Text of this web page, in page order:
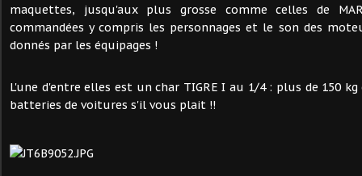
maquettes, jusqu'aux plus grosse comme celles de
commandées y compris les personnages et le son des
donnés par les équipages !
L'une d'entre elles est un char TIGRE I au 1/4 : plus de 150
batteries de voitures s'il vous plait !!